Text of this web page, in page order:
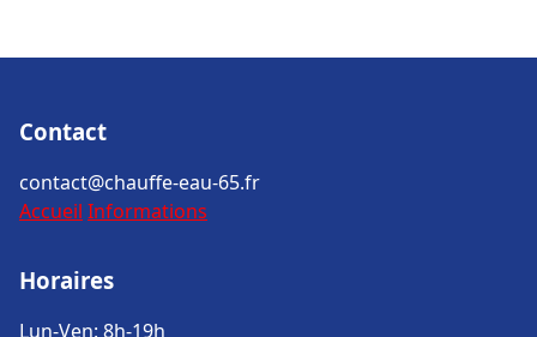
Contact
contact@chauffe-eau-65.fr
Accueil Informations
Horaires
Lun-Ven: 8h-19h